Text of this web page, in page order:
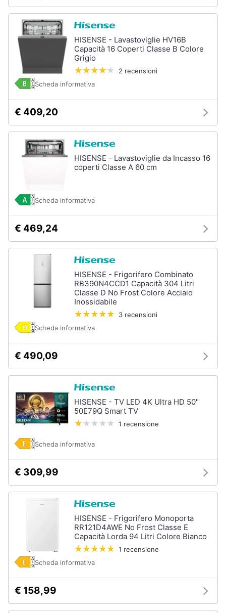
HISENSE - Lavastoviglie HV16B
Capacità 16 Coperti Classe B Colore
Grigio
2 recensioni
Scheda informativa
€ 409,20
HISENSE - Lavastoviglie da Incasso 16
coperti Classe A 60 cm
Scheda informativa
€ 469,24
HISENSE - Frigorifero Combinato
RB390N4CCD1 Capacità 304 Litri
Classe D No Frost Colore Acciaio
Inossidabile
3 recensioni
Scheda informativa
€ 490,09
HISENSE - TV LED 4K Ultra HD 50"
50E79Q Smart TV
1 recensione
Scheda informativa
€ 309,99
HISENSE - Frigorifero Monoporta
RR121D4AWE No Frost Classe E
Capacità Lorda 94 Litri Colore Bianco
1 recensione
Scheda informativa
€ 158,99